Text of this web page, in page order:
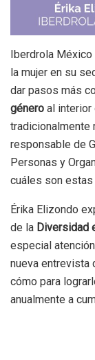
Iberdrola México
la mujer en su
dar pasos más
género al interior
tradicionalmente
responsable de
Personas y
cuáles son estas
Érika Elizondo
de la Diversidad
especial
nueva entrevista
cómo para
anualmente a